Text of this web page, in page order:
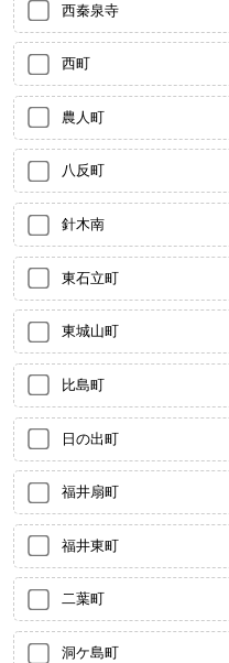
西秦泉寺
西町
農人町
八反町
針木南
東石立町
東城山町
比島町
日の出町
福井扇町
福井東町
二葉町
洞ケ島町